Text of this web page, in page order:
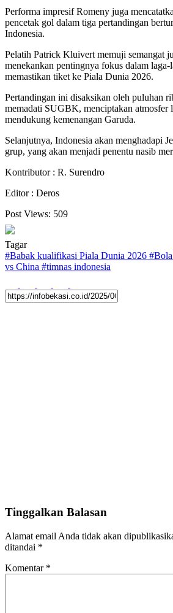
Performa impresif Romeny juga
pencetak gol dalam tiga pertandingan
Indonesia.
Pelatih Patrick Kluivert memuji semangat
menekankan pentingnya fokus dalam
memastikan tiket ke Piala Dunia 2026.
Pertandingan ini disaksikan oleh puluhan
memadati SUGBK, menciptakan atmosfer
mendukung kemenangan Garuda.
Selanjutnya, Indonesia akan menghadapi
grup, yang akan menjadi penentu nasib
Kontributor : R. Surendro
Editor : Deros
Post Views: 509
Tagar
#Babak kualifikasi Piala Dunia 2026 #
vs China #timnas indonesia
Tinggalkan Balasan
Alamat email Anda tidak akan
ditandai *
Komentar *